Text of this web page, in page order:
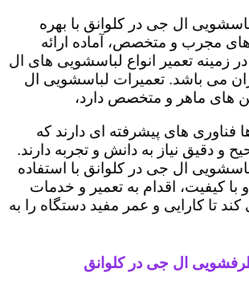
ال جی در کلوانق با بهره
مجرب و متخصص، آماده ارائه
زمینه تعمیر انواع لباسشویی های ال
می باشد. تعمیرات لباسشویی ال
های ماهر و متخصص دارد،
فناوری های پیشرفته ای دارند که
و دقیق نیاز به دانش و تجربه دارند.
ال جی در کلوانق با استفاده
کیفیت، اقدام به تعمیر و خدمات
تا کارایی و عمر مفید دستگاه را به
ال جی در کلوانق